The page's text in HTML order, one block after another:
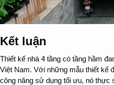
Kết luận
Thiết kế nhà 4 tầng có tầng hầm
Việt Nam. Với những mẫu thiết kế
công năng sử dụng tối ưu, nó